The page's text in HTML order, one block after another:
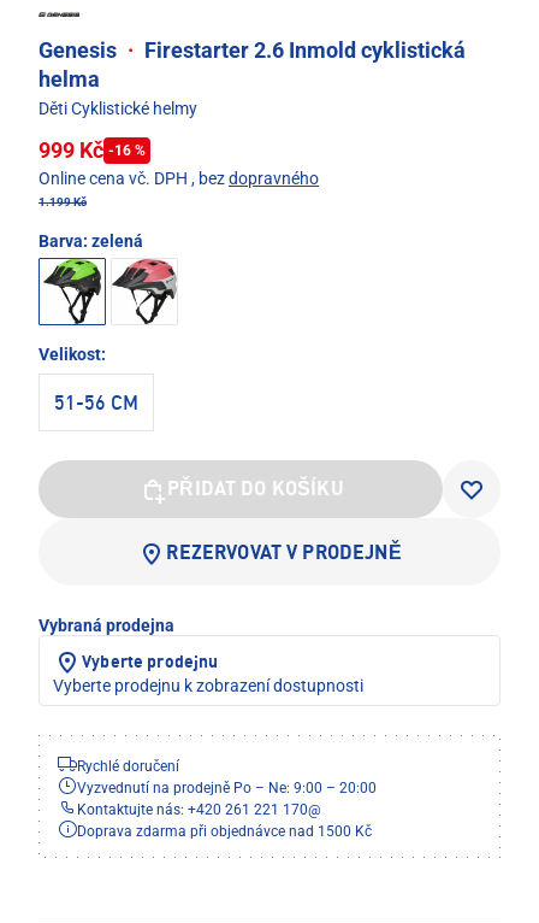
Genesis · Firestarter 2.6 Inmold cyklistická
helma
Děti Cyklistické helmy
999 Kč -16 %
Online cena vč. DPH , bezdopravného
1.199 Kč
Barva: zelená
Velikost:
51-56 CM
PŘIDAT DO KOŠÍKU
REZERVOVAT V PRODEJNĚ
Vybraná prodejna
Vyberte prodejnu
Vyberte prodejnu k zobrazení dostupnosti
Rychlé doručení
Vyzvednutí na prodejně Po – Ne: 9:00 – 20:00
Kontaktujte nás: +420 261 221 170@
Doprava zdarma při objednávce nad 1500 Kč